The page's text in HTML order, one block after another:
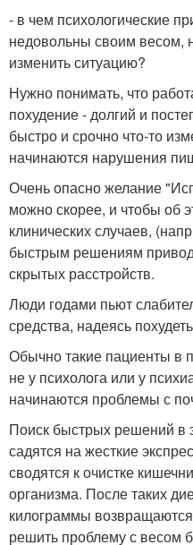
- в чем психологические
недовольны своим весом,
изменить ситуацию?
Нужно понимать, что
похудение - долгий и
быстро и срочно что-то
начинаются нарушения
Очень опасно желание
можно скорее, и чтобы об
клинических случаев,
быстрым решениям
скрытых расстройств.
Люди годами пьют
средства, надеясь
Обычно такие пациенты в
не у психолога или у
начинаются проблемы с
Поиск быстрых решений в
садятся на жесткие
сводятся к очистке
организма. После таких
килограммы
решить проблему с весом